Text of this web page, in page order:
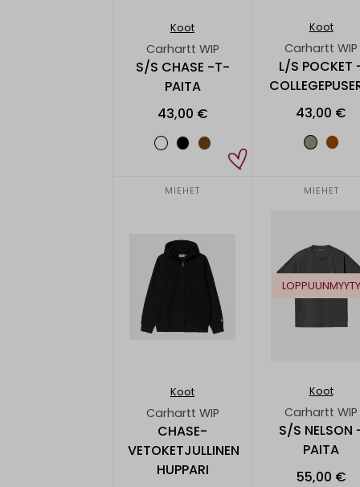
Koot
Carhartt WIP
S/S CHASE -T-
PAITA
43,00 €
Koot
Carhartt WIP
L/S POCKET
43,00 €
MIEHET
Koot
Carhartt WIP
CHASE-
VETOKETJULLINEN
HUPPARI
MIEHET
LOPPUUNMYYTY
Koot
Carhartt WIP
S/S NELSON
PAITA
55,00 €